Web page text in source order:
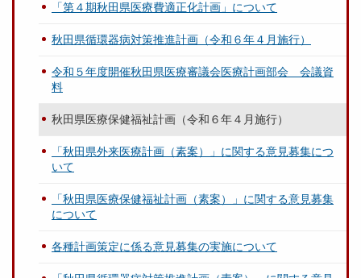
「第４期秋田県医療費適正化計画」について
秋田県循環器病対策推進計画（令和６年４月施行）
令和５年度開催秋田県医療審議会医療計画部会 会議資
料
秋田県医療保健福祉計画（令和６年４月施行）
「秋田県外来医療計画（素案）」に関する意見募集につ
いて
「秋田県医療保健福祉計画（素案）」に関する意見募集
について
各種計画策定に係る意見募集の実施について